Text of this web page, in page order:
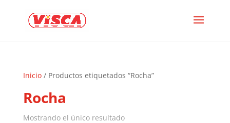
Inicio/ Productos etiquetados “Rocha”
Rocha
Mostrando el único resultado